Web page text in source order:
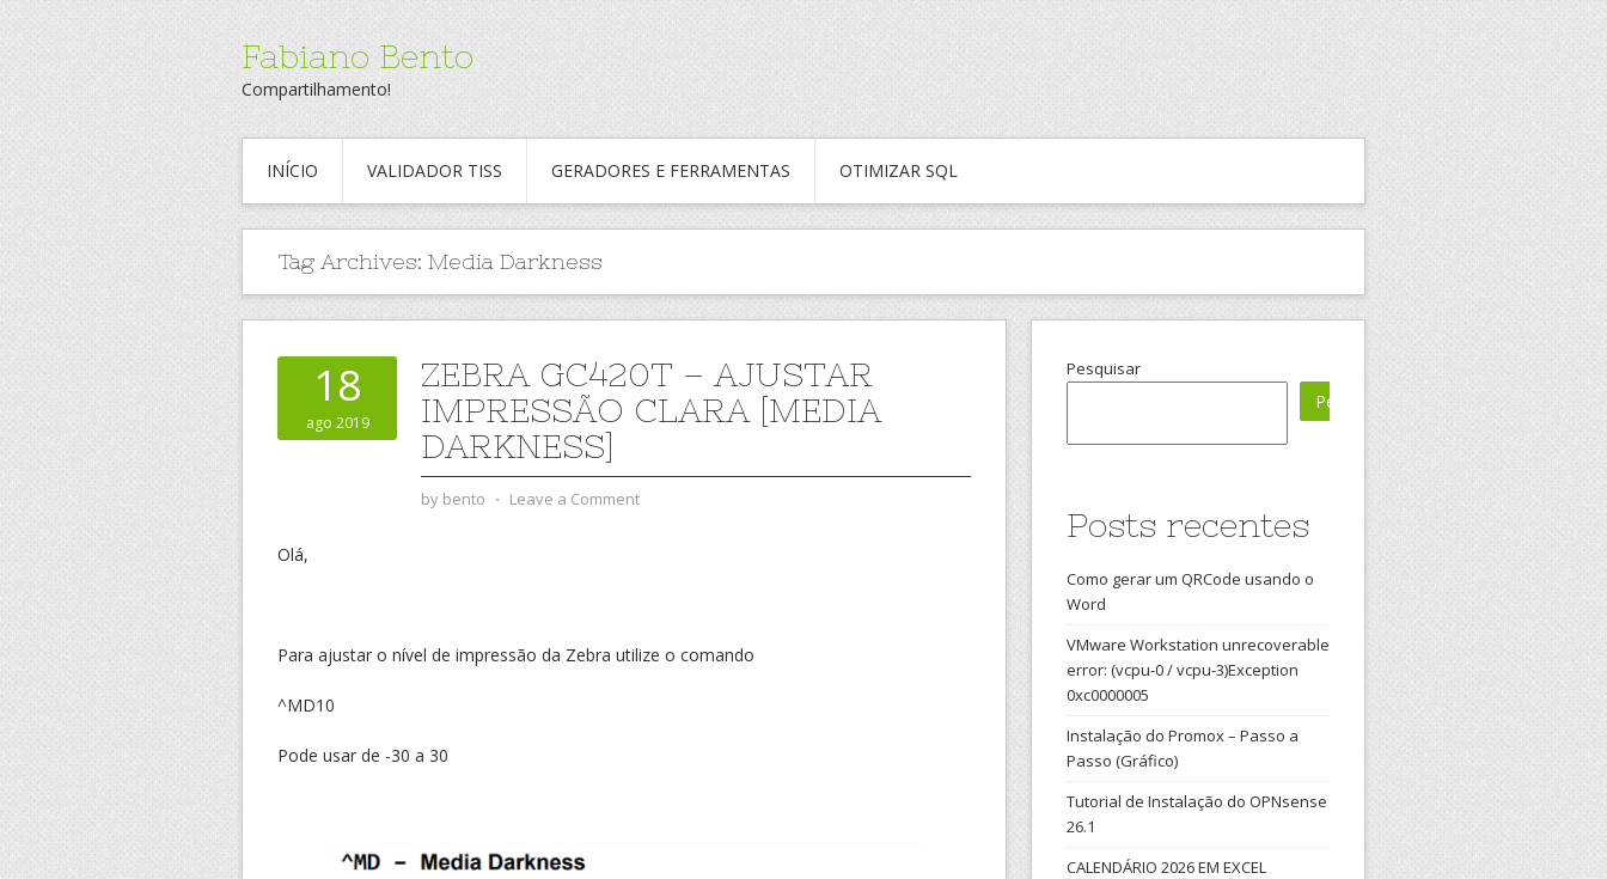
Fabiano Bento
Compartilhamento!
INÍCIO VALIDADOR TISS GERADORES E FERRAMENTAS OTIMIZAR SQL
Tag Archives: Media Darkness
18
ago 2019
ZEBRA GC420T – AJUSTAR
IMPRESSÃO CLARA [MEDIA
DARKNESS]
by bento ⋅ Leave a Comment
Olá,
Para ajustar o nível de impressão da Zebra utilize o comando
^MD10
Pode usar de -30 a 30
Pesquisar
Pesquisar
Posts recentes
Como gerar um QRCode usando o
Word
VMware Workstation unrecoverable
error: (vcpu-0 / vcpu-3)Exception
0xc0000005
Instalação do Promox – Passo a
Passo (Gráfico)
Tutorial de Instalação do OPNsense
26.1
CALENDÁRIO 2026 EM EXCEL